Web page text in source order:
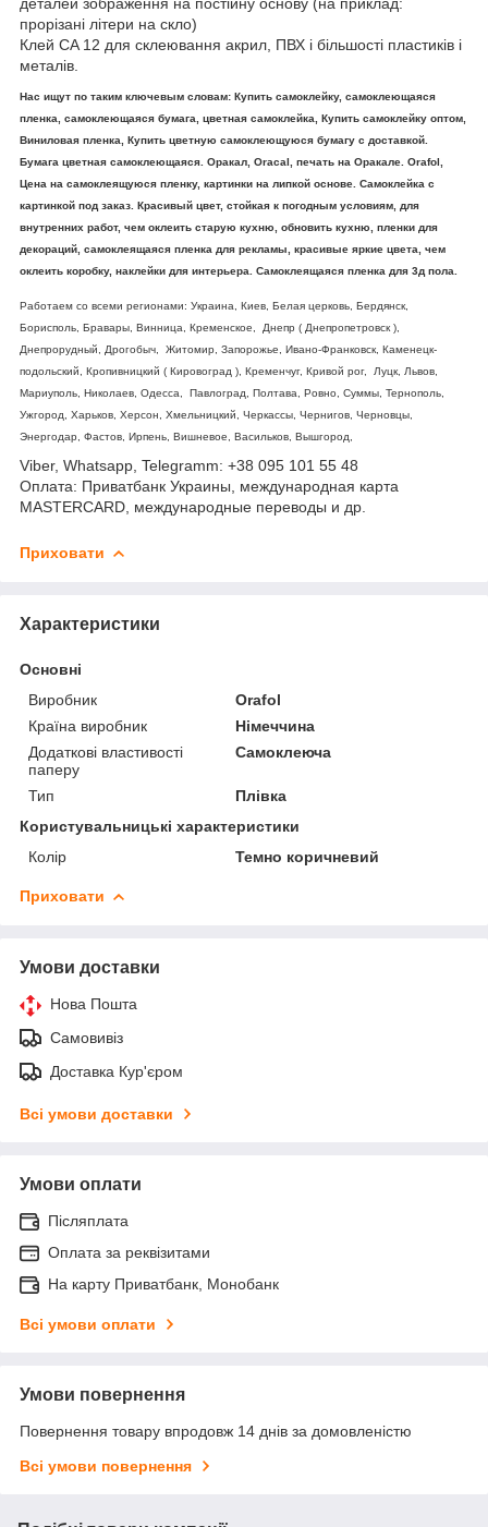
прорізані літери на скло)
Клей CA 12 для склеювання акрил, ПВХ і більшості пластиків і
металів.
Нас ищут по таким ключевым словам: Купить самоклейку, самоклеющаяся
пленка, самоклеющаяся бумага, цветная самоклейка, Купить самоклейку оптом,
Виниловая пленка, Купить цветную самоклеющуюся бумагу с доставкой.
Бумага цветная самоклеющаяся. Оракал, Oracal, печать на Оракале. Orafol,
Цена на самоклеящуюся пленку, картинки на липкой основе. Самоклейка с
картинкой под заказ. Красивый цвет, стойкая к погодным условиям, для
внутренних работ, чем оклеить старую кухню, обновить кухню, пленки для
декораций, самоклеящаяся пленка для рекламы, красивые яркие цвета, чем
оклеить коробку, наклейки для интерьера. Самоклеящаяся пленка для 3д пола.
Работаем со всеми регионами: Украина, Киев, Белая церковь, Бердянск,
Борисполь, Бравары, Винница, Кременское, Днепр ( Днепропетровск ),
Днепрорудный, Дрогобыч, Житомир, Запорожье, Ивано-Франковск, Каменецк-
подольский, Кропивницкий ( Кировоград ), Кременчуг, Кривой рог, Луцк, Львов,
Мариуполь, Николаев, Одесса, Павлоград, Полтава, Ровно, Суммы, Тернополь,
Ужгород, Харьков, Херсон, Хмельницкий, Черкассы, Чернигов, Черновцы,
Энергодар, Фастов, Ирпень, Вишневое, Васильков, Вышгород,
Viber, Whatsapp, Telegramm: +38 095 101 55 48
Оплата: Приватбанк Украины, международная карта
MASTERCARD, международные переводы и др.
Приховати
Характеристики
Основні
Виробник
Orafol
Країна виробник
Німеччина
Додаткові властивості
паперу
Самоклеюча
Тип
Плівка
Користувальницькі характеристики
Колір
Темно коричневий
Приховати
Умови доставки
Нова Пошта
Самовивіз
Доставка Кур'єром
Всі умови доставки
Умови оплати
Післяплата
Оплата за реквізитами
На карту Приватбанк, Монобанк
Всі умови оплати
Умови повернення
Повернення товару впродовж 14 днів за домовленістю
Всі умови повернення